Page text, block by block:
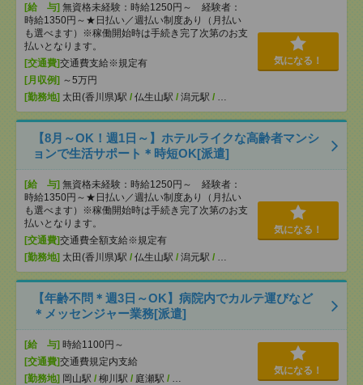
[給 与] 無資格未経験：時給1250円～ 経験者：
時給1350円～★日払い／週払い制度あり（月払い
も選べます）※稼働開始時は手続き完了次第のお支
払いとなります。
[交通費]交通費支給※規定有
[月収例] ～5万円
[勤務地] 太田(香川県)駅 / 仏生山駅 / 潟元駅 / …
気になる！
【8月～OK！週1日～】ホテルライクな高齢者マンシ
ョンで生活サポート＊時短OK[派遣]
[給 与] 無資格未経験：時給1250円～ 経験者：
時給1350円～★日払い／週払い制度あり（月払い
も選べます）※稼働開始時は手続き完了次第のお支
払いとなります。
[交通費]交通費全額支給※規定有
[勤務地] 太田(香川県)駅 / 仏生山駅 / 潟元駅 / …
気になる！
【年齢不問＊週3日～OK】病院内でカルテ運びなど
＊メッセンジャー業務[派遣]
[給 与] 時給1100円～
[交通費]交通費規定内支給
[勤務地] 岡山駅 / 柳川駅 / 庭瀬駅 / …
気になる！